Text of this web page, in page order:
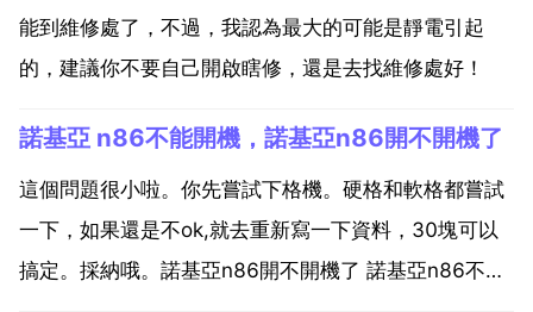
能到維修處了，不過，我認為最大的可能是靜電引起
的，建議你不要自己開啟瞎修，還是去找維修處好！
諾基亞 n86不能開機，諾基亞n86開不開機了
這個問題很小啦。你先嘗試下格機。硬格和軟格都嘗試
一下，如果還是不ok,就去重新寫一下資料，30塊可以
搞定。採納哦。諾基亞n86開不開機了 諾基亞n86不能